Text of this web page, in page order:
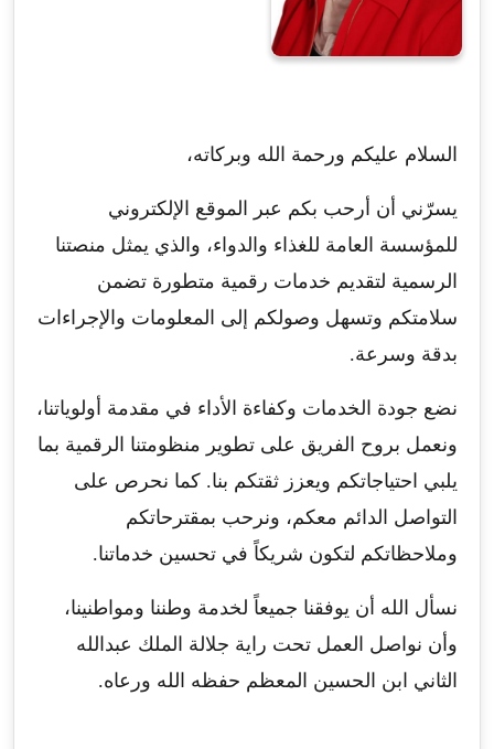
السلام عليكم ورحمة الله وبركاته،
يسرّني أن أرحب بكم عبر الموقع الإلكتروني
للمؤسسة العامة للغذاء والدواء، والذي يمثل منصتنا
الرسمية لتقديم خدمات رقمية متطورة تضمن
سلامتكم وتسهل وصولكم إلى المعلومات والإجراءات
بدقة وسرعة.
نضع جودة الخدمات وكفاءة الأداء في مقدمة أولوياتنا،
ونعمل بروح الفريق على تطوير منظومتنا الرقمية بما
يلبي احتياجاتكم ويعزز ثقتكم بنا. كما نحرص على
التواصل الدائم معكم، ونرحب بمقترحاتكم
وملاحظاتكم لتكون شريكاً في تحسين خدماتنا.
نسأل الله أن يوفقنا جميعاً لخدمة وطننا ومواطنينا،
وأن نواصل العمل تحت راية جلالة الملك عبدالله
الثاني ابن الحسين المعظم حفظه الله ورعاه.